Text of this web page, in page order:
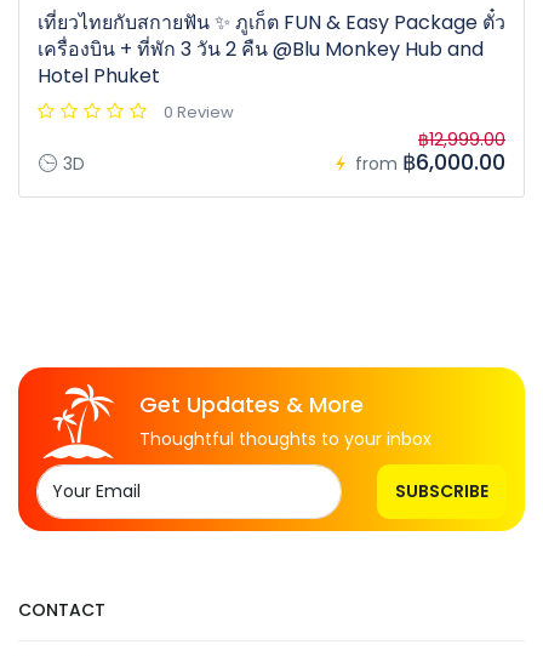
เที่ยวไทยกับสกายฟัน ✨ ภูเก็ต FUN & Easy Package ตั๋ว
เครื่องบิน + ที่พัก 3 วัน 2 คืน @Blu Monkey Hub and
Hotel Phuket
0 Review
3D from
฿12,999.00
฿6,000.00
Get Updates & More
Thoughtful thoughts to your inbox
SUBSCRIBE
CONTACT